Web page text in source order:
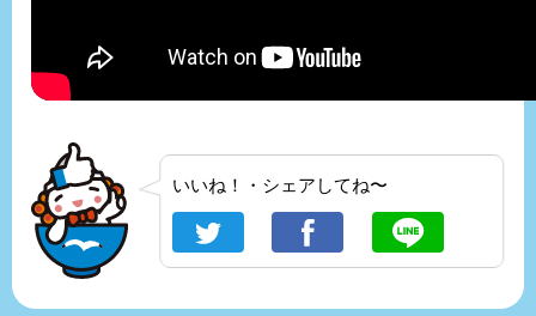
いいね！・シェアしてね〜